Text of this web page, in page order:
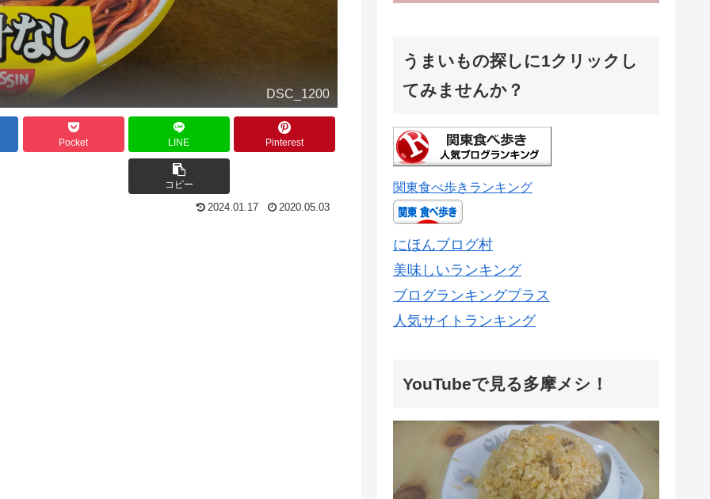
DSC_1200
Pocket LINE Pinterest
コピー
2024.01.17 2020.05.03
うまいもの探しに1クリックし
てみませんか？
関東食べ歩きランキング
にほんブログ村
美味しいランキング
ブログランキングプラス
人気サイトランキング
YouTubeで見る多摩メシ！